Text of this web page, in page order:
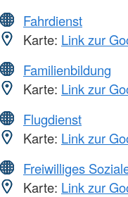
Fahrdienst
Karte: Link zur
Familienbildung
Karte: Link zur
Flugdienst
Karte: Link zur
Freiwilliges
Karte: Link zur